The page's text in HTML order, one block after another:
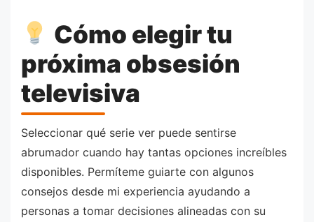
Cómo elegir tu
próxima obsesión
televisiva
Seleccionar qué serie ver puede sentirse
abrumador cuando hay tantas opciones increíbles
disponibles. Permíteme guiarte con algunos
consejos desde mi experiencia ayudando a
personas a tomar decisiones alineadas con su